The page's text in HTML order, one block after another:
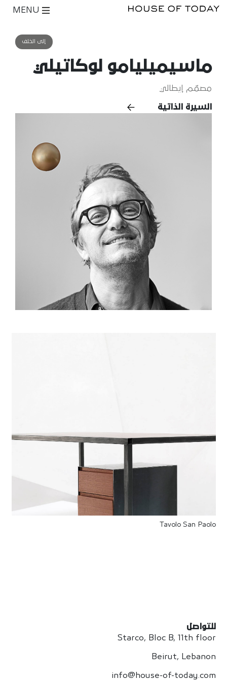
إلى الخلف
ماسيميليامو لوكاتيلي
مصمّم إيطالي
السيرة الذاتية
Tavolo San Paolo
للتواصل
Starco, Bloc B, 11th floor
Beirut, Lebanon
info@house-of-today.com